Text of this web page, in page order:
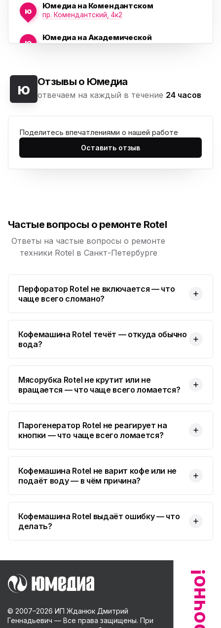
ю
Юмедиа на Комендантском
пр. Комендантский, 4к2
ю
Юмедиа на Академической
ю Морская набережная, 35
ю
Юмедиа на Наставников
ю
Юмедиа на Дыбенко
Юмедиа на Международной
Юмедиа в Купчино
ю
Юмедиа Сервис в Колпино
ул. Тверская 60, Колпино
пр. Христиновский 28, Всеволожск
ю Отзывы о Юмедиа
отвечаем на каждый в течение 24 часов
Поделитесь впечатлениями о нашей работе
Оставить отзыв
Частые вопросы о ремонте Rotel
Ответы на частые вопросы о ремонте
техники Rotel в Санкт-Петербурге
Перфоратор Rotel не включается — что
чаще всего сломано?
Кофемашина Rotel течёт — откуда обычно
вода?
Мясорубка Rotel не крутит или не
вращается — что чаще всего ломается?
Парогенератор Rotel не реагирует на
кнопки — что чаще всего ломается?
Кофемашина Rotel не варит кофе или не
подаёт воду — в чём причина?
Кофемашина Rotel выдаёт ошибку — что
делать?
© 2007–2026 ИП Жданюк Дмитрий
Геннадьевич — Все права защищены. При